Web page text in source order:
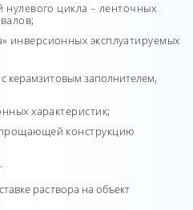
нулевого цикла – ленточных
инверсионных эксплуатируемых
керамзитовым заполнителем,
характеристик;
конструкцию
раствора на объект